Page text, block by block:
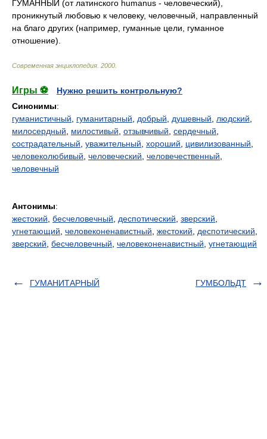
ГУМАННЫЙ (от латинского humanus - человеческий),
проникнутый любовью к человеку, человечный, направленный
на благо других (например, гуманные цели, гуманное
отношение).
Современная энциклопедия 2000
Игры ⚽
Нужно решить контрольную?
Синонимы:
гуманистичный
гуманитарный добрый душевный людский
милосердный
милостивый отзывчивый сердечный
сострадательный уважительный хороший цивилизованный
человеколюбивый человеческий человечественный
человечный
Антонимы:
жестокий бесчеловечный деспотический зверский
угнетающий человеконенавистный жестокий деспотический
зверский бесчеловечный человеконенавистный угнетающий
ГУМАНИТАРНЫЙ ГУМБОЛЬДТ